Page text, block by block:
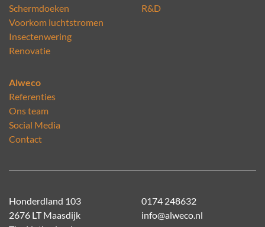
Schermdoeken
Voorkom luchtstromen
Insectenwering
Renovatie
R&D
Alweco
Referenties
Ons team
Social Media
Contact
Honderdland 103
2676 LT Maasdijk
0174 248632
info@alweco.nl